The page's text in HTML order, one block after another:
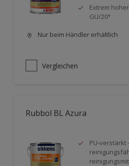
Extrem
GU/20°
Nur beim Händler erhältlich
Vergleichen
Rubbol BL Azura
PU-verstärkt